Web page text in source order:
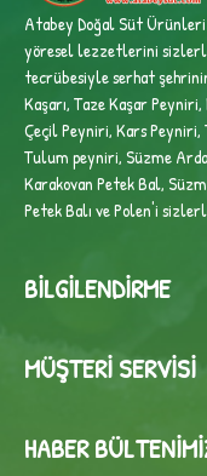
Atabey Doğal Süt
yöresel lezzetlerini
tecrübesiyleserhat
Kaşarı, Taze Kaşar
Çeçil Peyniri, Kars
Tulum peyniri,Süzme
Karakovan Petek Bal,
Petek Balı ve Polen'i
BILGILENDIRME
MÜŞTERI SERVISI
HABER